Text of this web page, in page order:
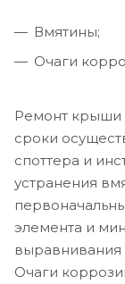
Вмятины;
Очаги
Ремонт крыши
сроки
споттера и
устранения
элемента и
выравнивания
Очаги